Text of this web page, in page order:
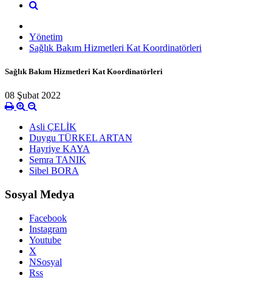
Yönetim
Sağlık Bakım Hizmetleri Kat Koordinatörleri
Sağlık Bakım Hizmetleri Kat Koordinatörleri
08 Şubat 2022
Asli ÇELİK
Duygu TÜRKEL ARTAN
Hayriye KAYA
Semra TANIK
Sibel BORA
Sosyal Medya
Facebook
Instagram
Youtube
X
NSosyal
Rss